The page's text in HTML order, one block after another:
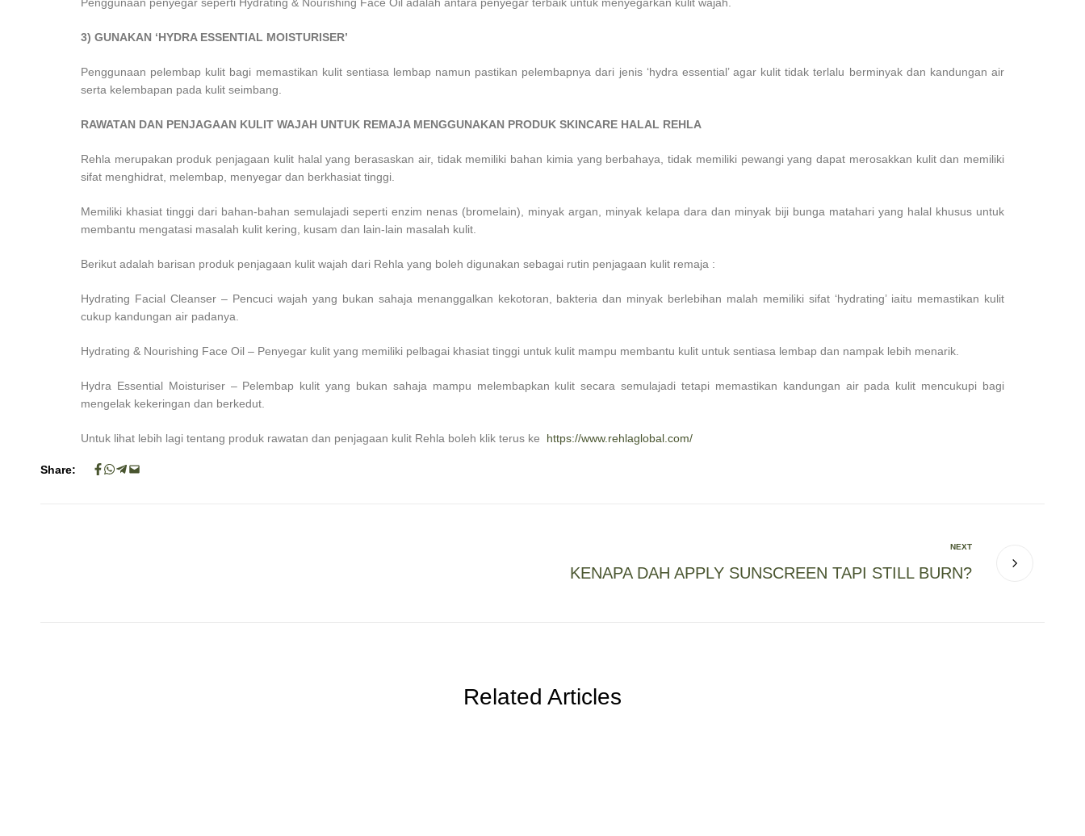
3) GUNAKAN ‘HYDRA ESSENTIAL MOISTURISER’
Penggunaan pelembap kulit bagi memastikan kulit sentiasa lembap namun pastikan pelembapnya dari jenis ‘hydra essential’ agar kulit tidak terlalu berminyak dan kandungan air
serta kelembapan pada kulit seimbang.
RAWATAN DAN PENJAGAAN KULIT WAJAH UNTUK REMAJA MENGGUNAKAN PRODUK SKINCARE HALAL REHLA
Rehla merupakan produk penjagaan kulit halal yang berasaskan air, tidak memiliki bahan kimia yang berbahaya, tidak memiliki pewangi yang dapat merosakkan kulit dan memiliki
sifat menghidrat, melembap, menyegar dan berkhasiat tinggi.
Memiliki khasiat tinggi dari bahan-bahan semulajadi seperti enzim nenas (bromelain), minyak argan, minyak kelapa dara dan minyak biji bunga matahari yang halal khusus untuk
membantu mengatasi masalah kulit kering, kusam dan lain-lain masalah kulit.
Berikut adalah barisan produk penjagaan kulit wajah dari Rehla yang boleh digunakan sebagai rutin penjagaan kulit remaja :
Hydrating Facial Cleanser – Pencuci wajah yang bukan sahaja menanggalkan kekotoran, bakteria dan minyak berlebihan malah memiliki sifat ‘hydrating’ iaitu memastikan kulit
cukup kandungan air padanya.
Hydrating & Nourishing Face Oil – Penyegar kulit yang memiliki pelbagai khasiat tinggi untuk kulit mampu membantu kulit untuk sentiasa lembap dan nampak lebih menarik.
Hydra Essential Moisturiser – Pelembap kulit yang bukan sahaja mampu melembapkan kulit secara semulajadi tetapi memastikan kandungan air pada kulit mencukupi bagi
mengelak kekeringan dan berkedut.
Untuk lihat lebih lagi tentang produk rawatan dan penjagaan kulit Rehla boleh klik terus ke https://www.rehlaglobal.com/
Share:
NEXT
KENAPA DAH APPLY SUNSCREEN TAPI STILL BURN?
Related Articles